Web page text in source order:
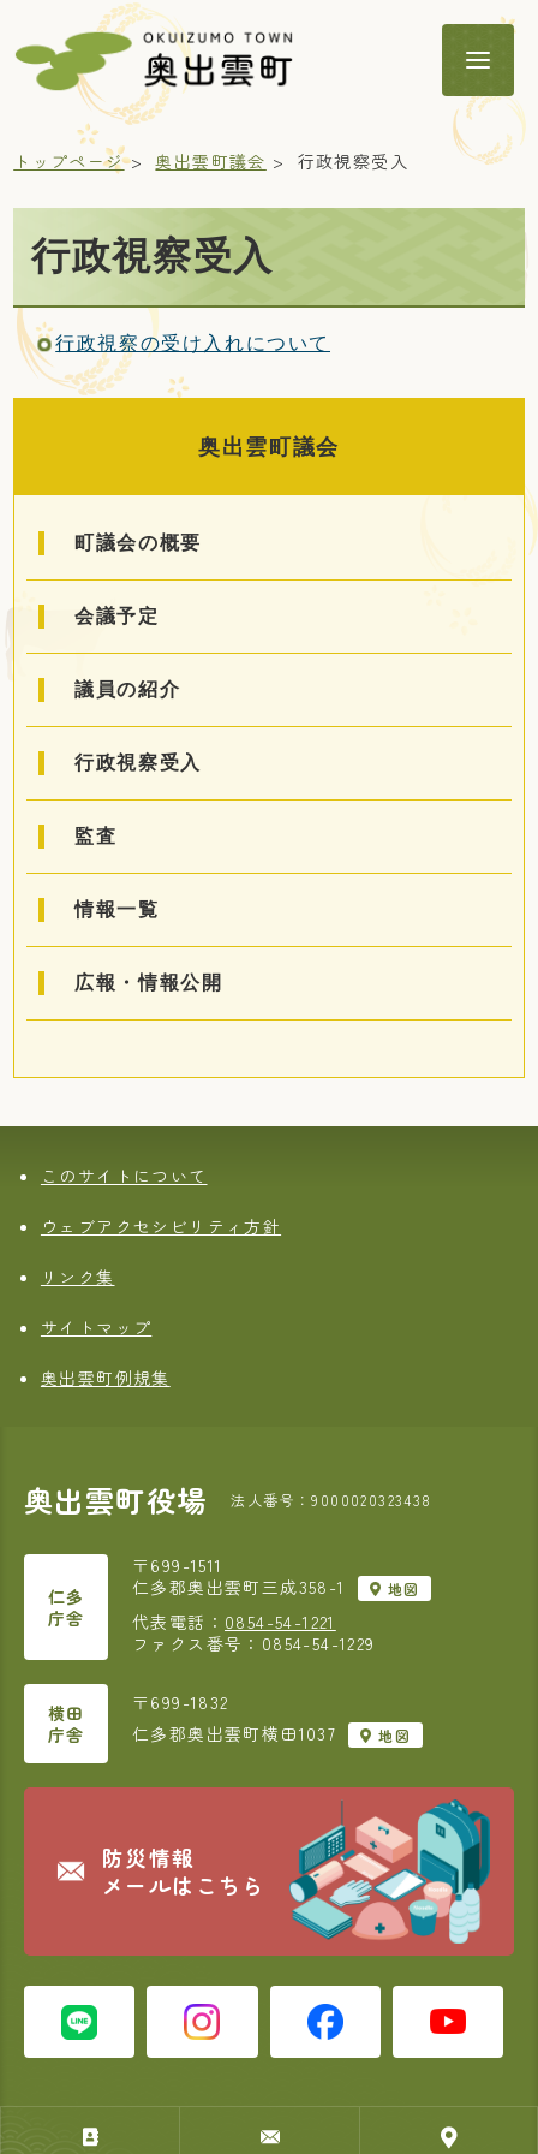
暮らし
子育て・教育
健康・福祉
定住・観光・
事業者の方へ
Foreign
文字サイズ 表示色
トップページ 奥出雲町議会 行政視察受入
行政視察受入
行政視察の受け入れについて
奥出雲町議会
町議会の概要
会議予定
議員の紹介
行政視察受入
監査
情報一覧
広報・情報公開
このサイトについて
ウェブアクセシビリティ方針
リンク集
サイトマップ
奥出雲町例規集
奥出雲町役場 法人番号：9000020323438
仁多
庁舎
〒699-1511
仁多郡奥出雲町三成358-1
地図
代表電話： 0854-54-1221
ファクス番号：0854-54-1229
横田
庁舎
〒699-1832
仁多郡奥出雲町横田1037
地図
防災情報
メールはこちら